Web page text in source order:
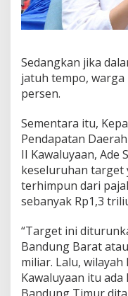
Sedangkan jika
jatuh tempo, warga
persen.
Sementara itu,
Pendapatan
II Kawaluyaan, Ade
keseluruhan target
terhimpun dari
sebanyak Rp1,3
“Target ini
Bandung Barat
miliar. Lalu,
Kawaluyaan itu ada